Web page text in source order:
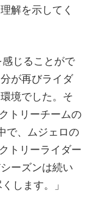
解を示してく
感じることがで
が再びライダ
境でした。そ
トリーチームの
で、ムジェロの
トリーライダー
ーズンは続い
します。」